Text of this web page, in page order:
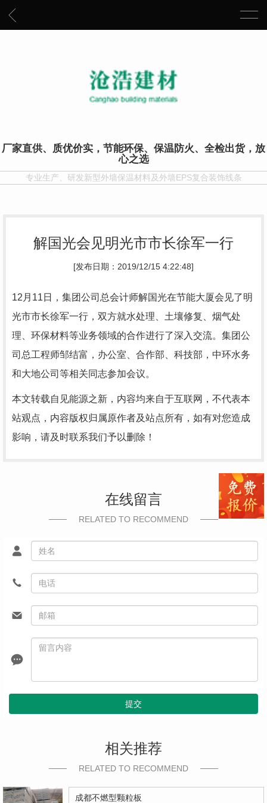
厂家直供、质优价实，节能环保、保温防火、全检出货，放
心之选
专业生产、研发新型外墙保温材料及外墙EPS复合装饰线条
解国光会见明光市市长徐军一行
[发布日期：2019/12/15 4:22:48]
12月11日，集团公司总会计师解国光在节能大厦会见了明
光市市长徐军一行，双方就水处理、土壤修复、烟气处
理、环保材料等业务领域的合作进行了深入交流。集团公
司总工程师邹结富，办公室、合作部、科技部，中环水务
和大地公司等相关同志参加会议。
本文转载自见能源之新，内容均来自于互联网，不代表本
站观点，内容版权归属原作者及站点所有，如有对您造成
影响，请及时联系我们予以删除！
在线留言
RELATED TO RECOMMEND
提交
相关推荐
RELATED TO RECOMMEND
成都不燃型颗粒板